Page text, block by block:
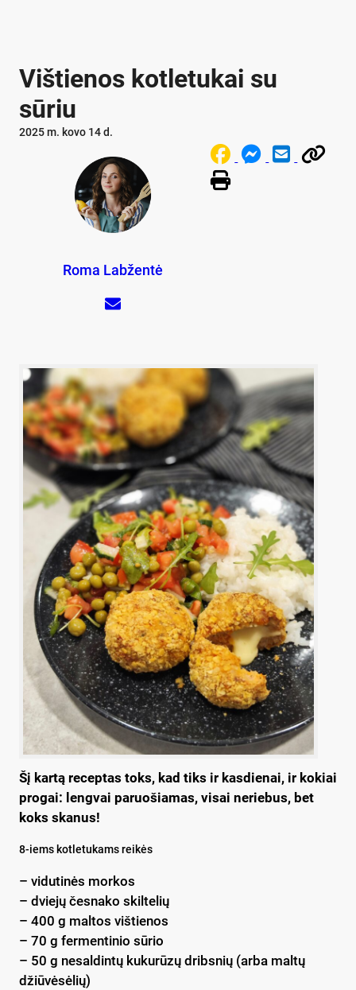
Vištienos kotletukai su
sūriu
2025 m. kovo 14 d.
Roma Labžentė
Šį kartą receptas toks, kad tiks ir kasdienai, ir kokiai
progai: lengvai paruošiamas, visai neriebus, bet
koks skanus!
8-iems kotletukams reikės
– vidutinės morkos
– dviejų česnako skiltelių
– 400 g maltos vištienos
– 70 g fermentinio sūrio
– 50 g nesaldintų kukurūzų dribsnių (arba maltų
džiūvėsėlių)